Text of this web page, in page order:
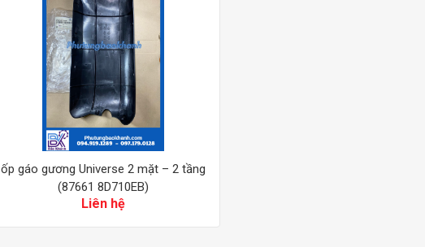
ốp gáo gương Universe 2 mặt – 2 tầng
(87661 8D710EB)
Liên hệ